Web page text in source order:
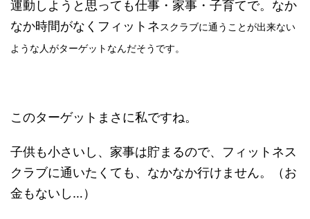
運動しようと思っても仕事・家事・子育てで。なか
なか時間がなくフィットネ スクラブに通うことが出来ない
ような人がターゲットなんだそうです。
このターゲットまさに私ですね。
子供も小さいし、家事は貯まるので、フィットネス
クラブに通いたくても、なかなか行けません。（お
金もないし…）